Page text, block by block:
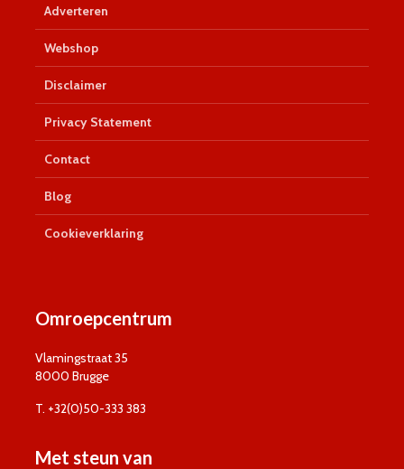
Adverteren
Webshop
Disclaimer
Privacy Statement
Contact
Blog
Cookieverklaring
Omroepcentrum
Vlamingstraat 35
8000 Brugge
T. +32(0)50-333 383
Met steun van